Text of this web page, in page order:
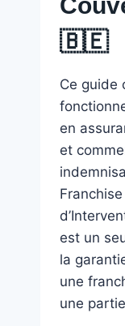
🇧🇪 ️
Ce guide
en
et
est un
la
une
une